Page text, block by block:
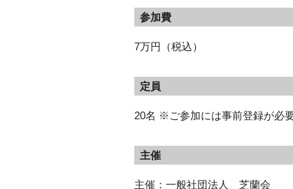
参加費
7万円（税込）
定員
20名 ※ご参加には事前登録が必
主催
主催：一般社団法人 芝蘭会